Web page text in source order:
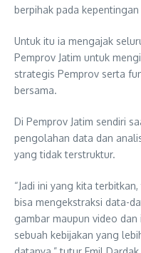
berpihak pada kepentingan
Untuk itu ia mengajak
Pemprov Jatim untuk
strategis Pemprov serta
bersama.
Di Pemprov Jatim sendiri
pengolahan data dan
yang tidak terstruktur.
“Jadi ini yang kita
bisa mengekstraksi data-
gambar maupun video
sebuah kebijakan yang